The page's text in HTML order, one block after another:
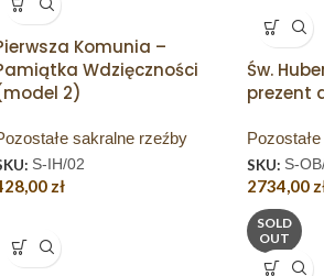
Komunia –
Wdzięczności
2)
sakralne rzeźby
S-IH/02
zł
Św.
prezent
SKU: S-
2734,00
SOLD
OUT